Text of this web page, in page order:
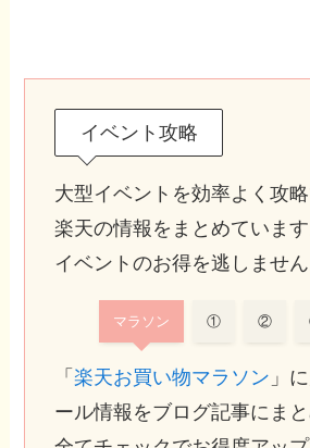
イベント攻略
大型イベントを効率よく攻
楽天の情報をまとめています
イベントのお得を逃しません
マラソン ① ②
「楽天お買い物マラソン 」
ール情報をブログ記事にまと